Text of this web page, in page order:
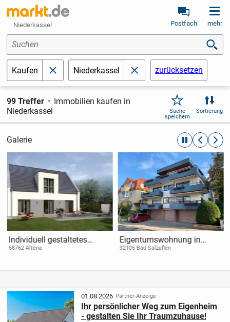
Niederkassel Postfach mehr
Suchen
Kaufen schließenNiederkassel schließenzurücksetzen
99 Treffer
Immobilien kaufen in
Niederkassel
Suche
speichern
Sortierung
Galerie automatische
Individuell gestaltetes
Einfamilienhaus in Altena -
allkauf
Time
58762 Altena
Eigentumswohnung in
bester Lage am Kurpark!
32105 Bad Salzuflen
01.08.2026 Partner-Anzeige
Ihr persönlicher Weg zum Eigenheim
- gestalten Sie Ihr Traumzuhause!